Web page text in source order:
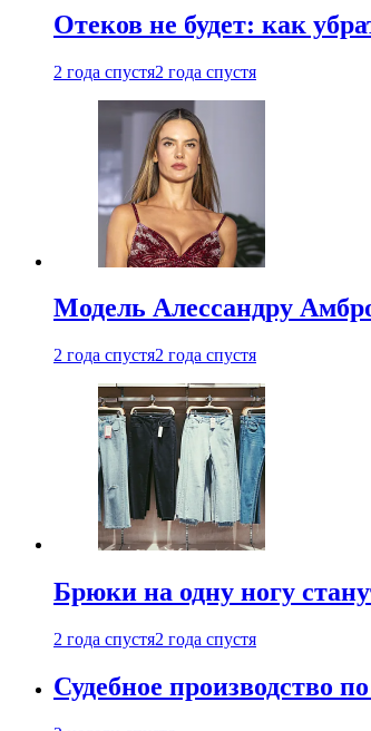
Отеков не будет: как
2 года спустя2 года спустя
Модель Алессандру
2 года спустя2 года спустя
Брюки на одну ногу
2 года спустя2 года спустя
Судебное производство